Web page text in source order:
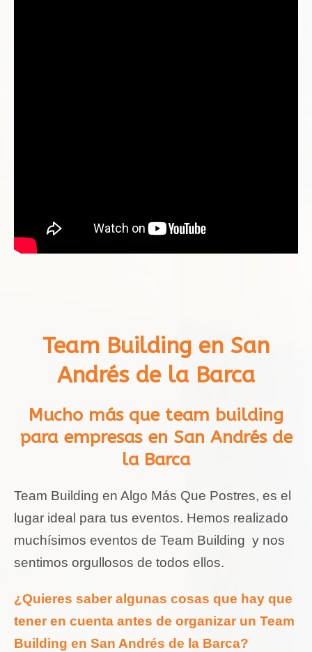
Team Building en San
Andrés de la Barca
Mucho más que team building
para empresas en San Andrés de
la Barca
Team Building en Algo Más Que Postres, es el
lugar ideal para tus eventos. Hemos realizado
muchísimos eventos de Team Building y nos
sentimos orgullosos de todos ellos.
¿Quieres saber algunas cosas que hay que
tener en cuenta antes de organizar un Team
Building en San Andrés de la Barca?